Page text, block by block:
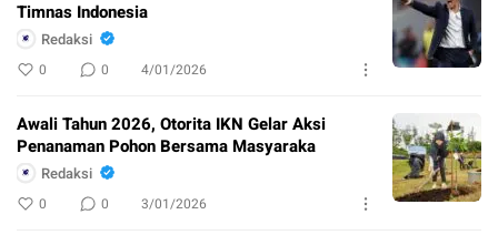
Timnas Indonesia
Redaksi
0 0 4/01/2026
Awali Tahun 2026, Otorita IKN Gelar Aksi
Penanaman Pohon Bersama Masyaraka
Redaksi
0 0 3/01/2026